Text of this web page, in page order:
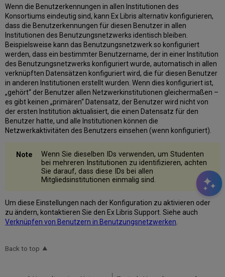
Wenn die Benutzerkennungen in allen Institutionen des
Konsortiums eindeutig sind, kann Ex Libris alternativ konfigurieren,
dass die Benutzerkennungen für diesen Benutzer in allen
Institutionen des Benutzungsnetzwerks identisch bleiben.
Beispielsweise kann das Benutzungsnetzwerk so konfiguriert
werden, dass ein bestimmter Benutzername, der in einer Institution
des Benutzungsnetzwerks konfiguriert wurde, automatisch in allen
verknüpften Datensätzen konfiguriert wird, die für diesen Benutzer
in anderen Institutionen erstellt wurden. Wenn dies konfiguriert ist,
„gehört“ der Benutzer allen Netzwerkinstitutionen gleichermaßen –
es gibt keinen „primären“ Datensatz, der Benutzer wird nicht von
der ersten Institution aktualisiert, die einen Datensatz für den
Benutzer hatte, und alle Institutionen können die
Netzwerkaktivitäten des Benutzers einsehen (wenn konfiguriert).
Wenn Sie dieselben IDs verwenden, um Studenten
bei mehreren Institutionen zu identifizieren, achten
Sie darauf, dass diese IDs bei allen
Mitgliedsinstitutionen einmalig sind.
Um diese Einstellungen nach der Konfiguration zu aktivieren oder
zu ändern, kontaktieren Sie den Ex Libris Support. Siehe auch
Verknüpfen von Benutzern in Benutzungsnetzwerken.
Back to top